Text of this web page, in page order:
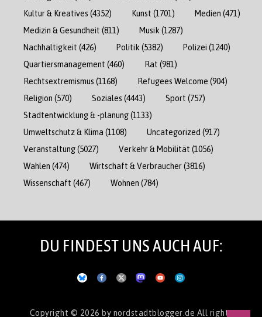
Kultur & Kreatives (4352) Kunst (1701) Medien (471)
Medizin & Gesundheit (811) Musik (1287)
Nachhaltigkeit (426) Politik (5382) Polizei (1240)
Quartiersmanagement (460) Rat (981)
Rechtsextremismus (1168) Refugees Welcome (904)
Religion (570) Soziales (4443) Sport (757)
Stadtentwicklung & -planung(1133)
Umweltschutz & Klima (1108) Uncategorized (917)
Veranstaltung(5027) Verkehr & Mobilität (1056)
Wahlen (474) Wirtschaft & Verbraucher(3816)
Wissenschaft (467) Wohnen (784)
DU FINDEST UNS AUCH AUF:
Copyright © 2026 by nordstadtblogger.de All rights